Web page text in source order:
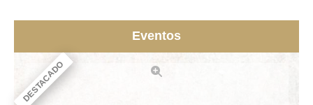
Eventos
DESTACADO